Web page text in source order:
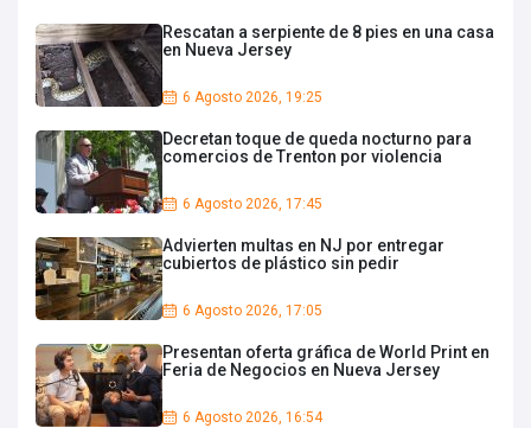
Rescatan a serpiente de 8 pies en una casa
en Nueva Jersey
6 Agosto 2026, 19:25
Decretan toque de queda nocturno para
comercios de Trenton por violencia
6 Agosto 2026, 17:45
Advierten multas en NJ por entregar
cubiertos de plástico sin pedir
6 Agosto 2026, 17:05
Presentan oferta gráfica de World Print en
Feria de Negocios en Nueva Jersey
6 Agosto 2026, 16:54